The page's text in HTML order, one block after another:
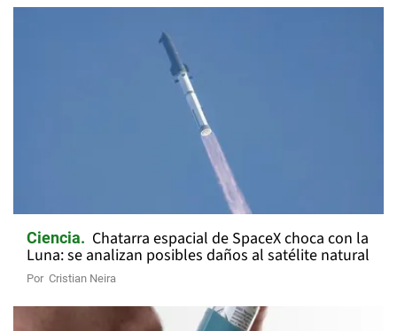
Ciencia Chatarra espacial de SpaceX choca con la
Luna: se analizan posibles daños al satélite natural
Por Cristian Neira